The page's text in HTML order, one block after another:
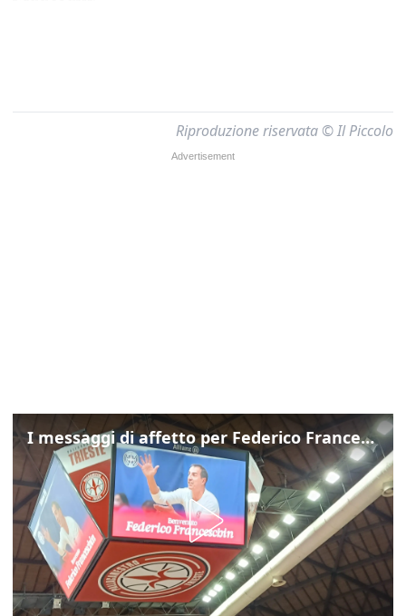
Riproduzione riservata © Il Piccolo
I messaggi di affetto per Federico Franceschin: così il mondo del basket gli è stato accanto fino all’ultimo